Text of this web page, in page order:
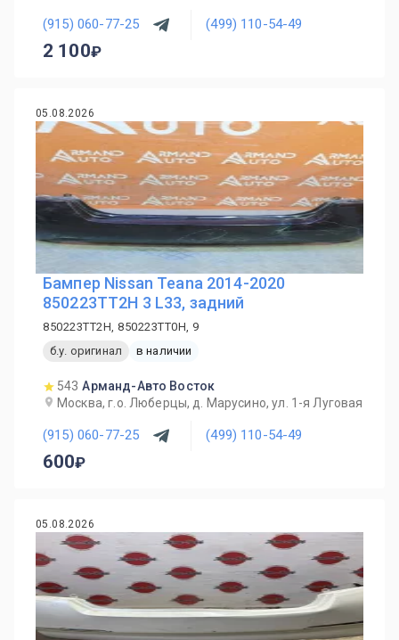
(915) 060-77-25 (499) 110-54-49
2 100
05.08.2026
Бампер Nissan Teana 2014-2020
850223TT2H 3 L33, задний
850223TT2H, 850223TT0H, 9
б.у. оригинал
в наличии
543 Арманд-Авто Восток
Москва, г.о. Люберцы, д. Марусино, ул. 1-я Луговая
(915) 060-77-25 (499) 110-54-49
600
05.08.2026